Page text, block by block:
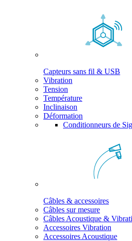
Capteurs sans fil & USB
Vibration
Tension
Température
Inclinaison
Déformation
Conditionneurs de
Câbles & accessoires
Câbles sur mesure
Câbles Acoustique &
Accessoires Vibration
Accessoires Acoustique